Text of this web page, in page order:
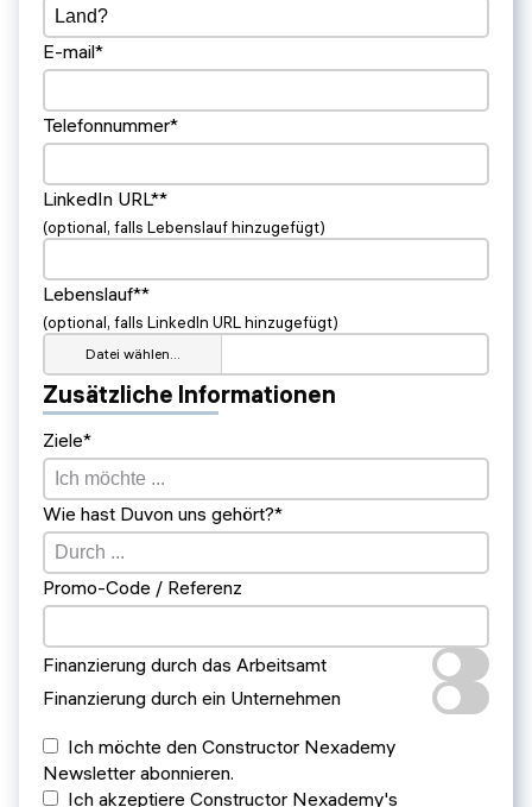
E-mail*
Telefonnummer*
LinkedIn URL**
(optional, falls Lebenslauf hinzugefügt)
Lebenslauf**
(optional, falls LinkedIn URL hinzugefügt)
Datei wählen…
Zusätzliche Informationen
Ziele*
Wie hast Duvon uns gehört?*
Promo-Code / Referenz
Finanzierung durch das Arbeitsamt
Finanzierung durch ein Unternehmen
Ich möchte den Constructor Nexademy
Newsletter abonnieren.
Ich akzeptiere Constructor Nexademy's